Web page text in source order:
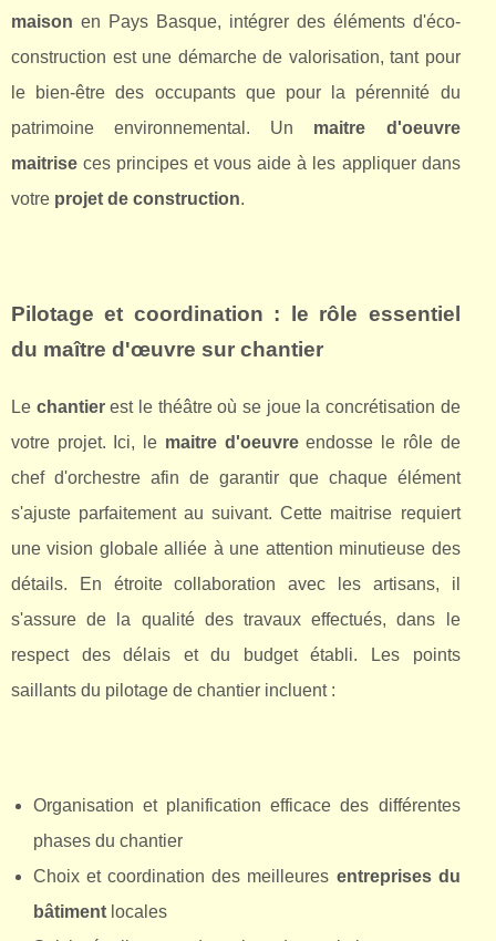
maison en Pays Basque, intégrer des éléments d'éco-
construction est une démarche de valorisation, tant pour
le bien-être des occupants que pour la pérennité du
patrimoine environnemental. Un maitre d'oeuvre
maitrise ces principes et vous aide à les appliquer dans
votre projet de construction.
Pilotage et coordination : le rôle essentiel
du maître d'œuvre sur chantier
Le chantierest le théâtre où se joue la concrétisation de
votre projet. Ici, le maitre d'oeuvreendosse le rôle de
chef d'orchestre afin de garantir que chaque élément
s'ajuste parfaitement au suivant. Cette maitrise requiert
une vision globale alliée à une attention minutieuse des
détails. En étroite collaboration avec les artisans, il
s'assure de la qualité des travaux effectués, dans le
respect des délais et du budget établi. Les points
saillants du pilotage de chantier incluent :
Organisation et planification efficace des différentes
phases du chantier
Choix et coordination des meilleures entreprises du
bâtiment locales